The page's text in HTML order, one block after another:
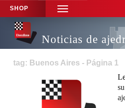
SHOP
TOGGLE
NAVIGATION
Noticias de
tag: Buenos Aires - Página 1